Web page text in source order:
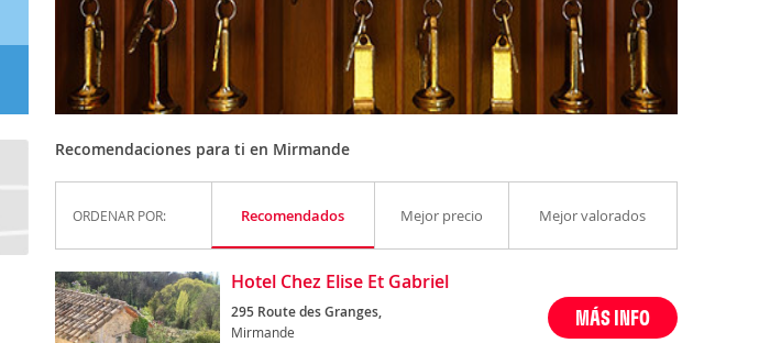
Recomendaciones para ti en Mirmande
ORDENAR POR: Recomendados Mejor precio Mejor valorados
Hotel Chez Elise Et Gabriel
295 Route des Granges,
Mirmande
MÁS INFO